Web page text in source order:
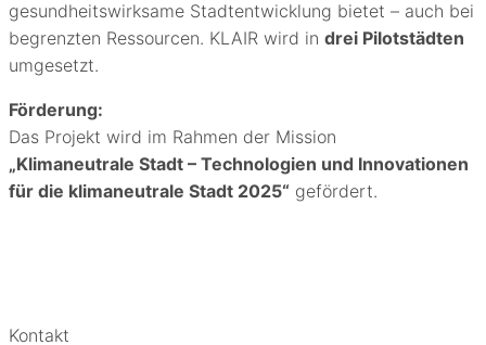
gesundheitswirksame Stadtentwicklung bietet – auch bei
begrenzten Ressourcen. KLAIR wird in drei Pilotstädten
umgesetzt.
Förderung:
Das Projekt wird im Rahmen der Mission
„Klimaneutrale Stadt – Technologien und Innovationen
für die klimaneutrale Stadt 2025“ gefördert.
Kontakt